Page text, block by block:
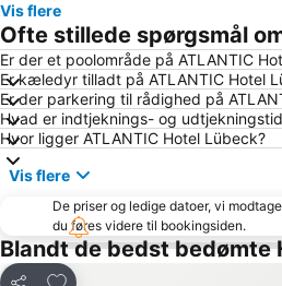
Vis flere
Ofte stillede spørgsmål
Er der et poolområde på ATLANTIC
Er kæledyr tilladt på ATLANTIC Hotel
Er der parkering til rådighed på
Hvad er indtjeknings- og
Hvor ligger ATLANTIC Hotel Lübeck?
Vis flere
De priser og ledige datoer, vi
du føres videre til bookingsiden.
Blandt de bedst bedømte
Føj til favoritter